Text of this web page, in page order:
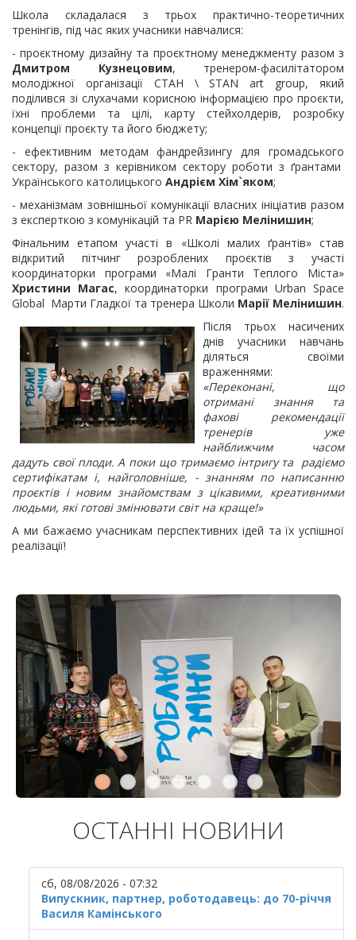
Школа складалася з трьох практично-теоретичних
тренінгів, під час яких учасники навчалися:
- проєктному дизайну та проєктному менеджменту разом з
Дмитром Кузнецовим, тренером-фасилітатором
молодіжної організації СТАН \ STAN art group, який
поділився зі слухачами корисною інформацією про проєкти,
їхні проблеми та цілі, карту стейхолдерів, розробку
концепції проєкту та його бюджету;
- ефективним методам фандрейзингу для громадського
сектору, разом з керівником сектору роботи з ґрантами
Українського католицького Андрієм Хім`яком;
- механізмам зовнішньої комунікації власних ініціатив разом
з експерткою з комунікацій та PR Марією Мелінишин;
Фінальним етапом участі в «Школі малих ґрантів» став
відкритий пітчинг розроблених проєктів з участі
координаторки програми «Малі Гранти Теплого Міста»
Христини Магас, координаторки програми Urban Space
Global Марти Гладкої та тренера Школи Марії Мелінишин.
Після трьох насичених
днів учасники навчань
діляться своїми
враженнями:
«Переконані, що
отримані знання та
фахові рекомендації
тренерів уже
найближчим часом
дадуть свої плоди. А поки що тримаємо інтригу та радіємо
сертифікатам і, найголовніше, - знанням по написанню
проєктів і новим знайомствам з цікавими, креативними
людьми, які готові змінювати світ на краще!»
А ми бажаємо учасникам перспективних ідей та їх успішної
реалізації!
ОСТАННІ НОВИНИ
сб, 08/08/2026 - 07:32
Випускник, партнер, роботодавець: до 70-річчя
Василя Камінського